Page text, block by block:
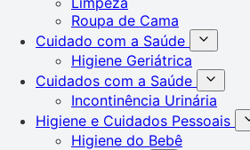
Roupa de Cama
Cuidado com a Saúde
Higiene Geriátrica
Cuidados com a Saúde
Incontinência Urinária
Higiene e Cuidados Pessoais
Higiene do Bebê